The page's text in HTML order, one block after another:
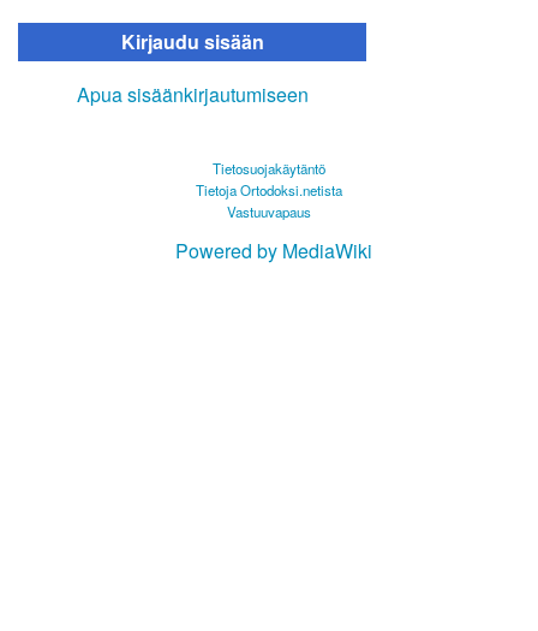
Kirjaudu sisään
Apua sisäänkirjautumiseen
Tietosuojakäytäntö
Tietoja Ortodoksi.netista
Vastuuvapaus
Powered by MediaWiki